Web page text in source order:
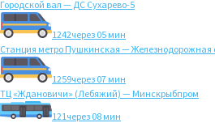
Городской вал — ДС Сухарево-5
1242через 05 мин
Станция метро Пушкинская — Железнодорожная
1259через 07 мин
ТЦ «Ждановичи» (Лебяжий) — Минскрыбпром
121через 08 мин